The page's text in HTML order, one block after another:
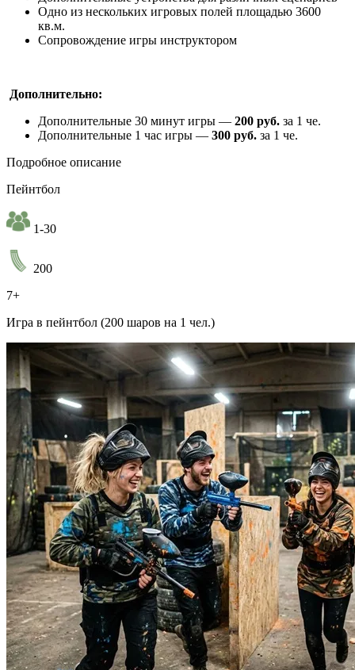
Одно из нескольких игровых полей площадью 3600
кв.м.
Сопровождение игры инструктором
Дополнительно:
Дополнительные 30 минут игры — 200 руб. за 1 че.
Дополнительные 1 час игры — 300 руб. за 1 че.
Подробное описание
Пейнтбол
1-30
200
7+
Игра в пейнтбол (200 шаров на 1 чел.)